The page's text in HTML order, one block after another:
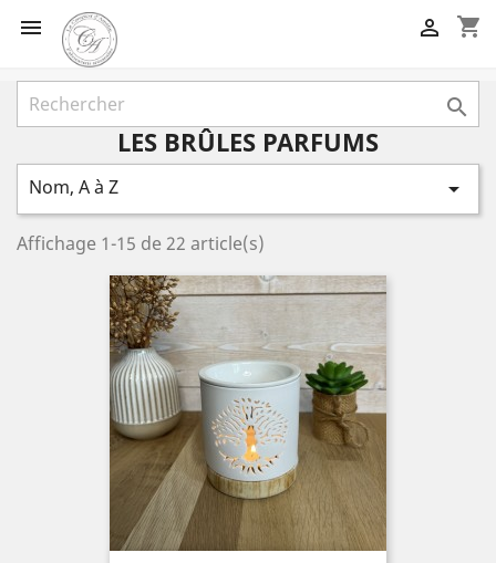
 shopping_cart


LES BRÛLES PARFUMS
Nom, A à Z 
Affichage 1-15 de 22 article(s)